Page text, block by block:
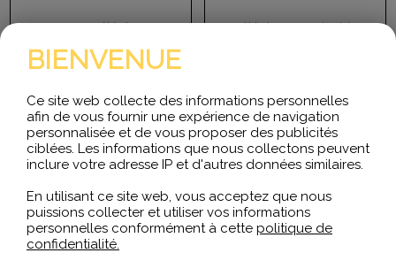
SIP-T31W ; Téléphone IP
graphique 2,3 po 132 x 64
pixels avec
intégré ;•Voix HD…
$124.60
AJOUTER AU PANIER
Téléphone IP Gigabit
$138.99
AJOUTER AU PANIER
BIENVENUE
Ce site web collecte des informations personnelles
afin de vous fournir une expérience de navigation
personnalisée et de vous proposer des publicités
ciblées. Les informations que nous collectons peuvent
inclure votre adresse IP et d'autres données similaires.
En utilisant ce site web, vous acceptez que nous
puissions collecter et utiliser vos informations
personnelles conformément à cette politique de
confidentialité.